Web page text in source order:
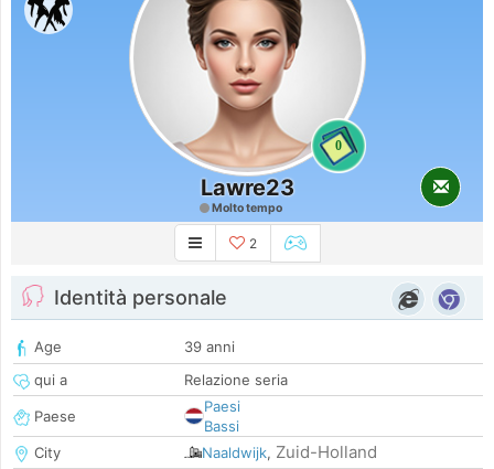
0
Lawre23
Molto tempo
2
Identità personale
Age
39 anni
qui a
Relazione seria
Paese
Paesi
Bassi
City
Naaldwijk, Zuid-Holland